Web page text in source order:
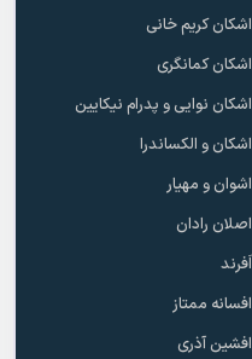
اشکان کریم خانی
اشکان کمانگری
اشکان نوایی و پدرام نیکایین
اشکان و الکساندرا
اشوان و مهیار
اصلان رادان
اَفرند
افسانه ممتاز
افشین آذری